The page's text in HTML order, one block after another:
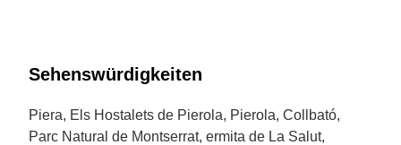
Sehenswürdigkeiten
Piera, Els Hostalets de Pierola, Pierola, Collbató,
Parc Natural de Montserrat, ermita de La Salut,